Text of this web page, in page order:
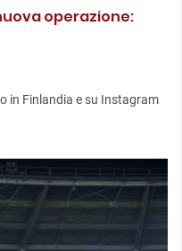
operazione:
in Finlandia e su Instagram